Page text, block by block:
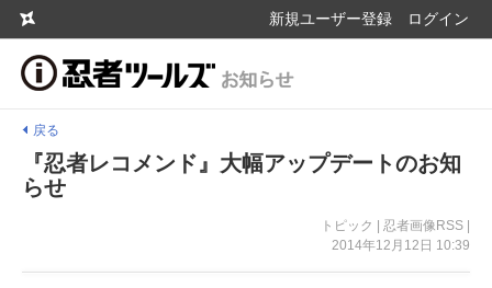
新規ユーザー登録 ログイン
戻る
『忍者レコメンド』大幅アップデートのお知
らせ
トピック | 忍者画像RSS |
2014年12月12日 10:39